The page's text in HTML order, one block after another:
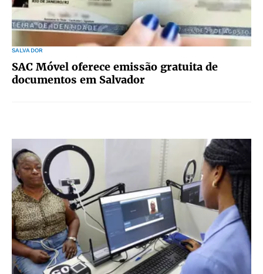
SALVADOR
SAC Móvel oferece emissão gratuita de
documentos em Salvador